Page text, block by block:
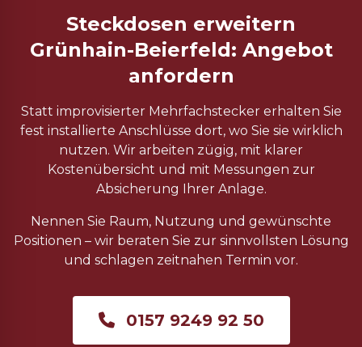
Steckdosen erweitern
Grünhain-Beierfeld: Angebot
anfordern
Statt improvisierter Mehrfachstecker erhalten Sie
fest installierte Anschlüsse dort, wo Sie sie wirklich
nutzen. Wir arbeiten zügig, mit klarer
Kostenübersicht und mit Messungen zur
Absicherung Ihrer Anlage.
Nennen Sie Raum, Nutzung und gewünschte
Positionen – wir beraten Sie zur sinnvollsten Lösung
und schlagen zeitnahen Termin vor.
0157 9249 92 50